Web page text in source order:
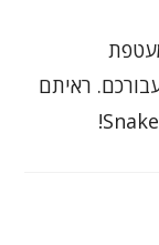
ראיתם